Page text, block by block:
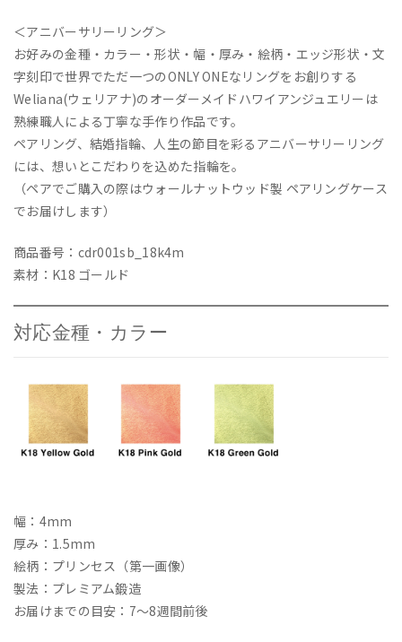
＜アニバーサリーリング＞
お好みの金種・カラー・形状・幅・厚み・絵柄・エッジ形状・文
字刻印で世界でただ一つのONLY ONEなリングをお創りする
Weliana(ウェリアナ)のオーダーメイドハワイアンジュエリーは
熟練職人による丁寧な手作り作品です。
ペアリング、結婚指輪、人生の節目を彩るアニバーサリーリング
には、想いとこだわりを込めた指輪を。
（ペアでご購入の際はウォールナットウッド製 ペアリングケース
でお届けします）
商品番号：cdr001sb_18k4m
素材：K18 ゴールド
対応金種・カラー
幅：4mm
厚み：1.5mm
絵柄：プリンセス（第一画像）
製法：プレミアム鍛造
お届けまでの目安：7～8週間前後